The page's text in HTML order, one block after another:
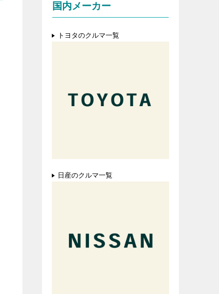
国内メーカー
トヨタのクルマ一覧
日産のクルマ一覧